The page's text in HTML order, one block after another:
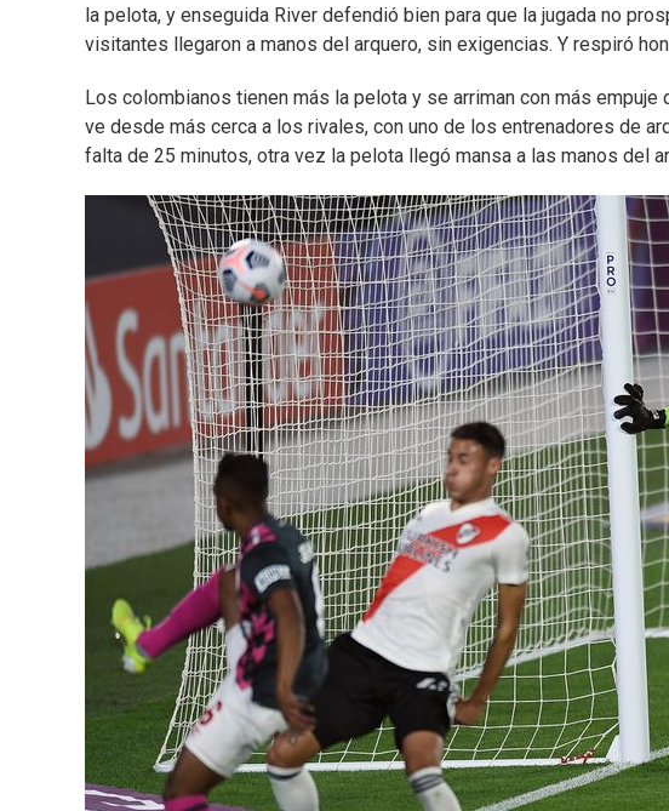
la pelota, y enseguida River defendió bien para que la jugada no
visitantes llegaron a manos del arquero, sin exigencias. Y respiró
Los colombianos tienen más la pelota y se arriman con más
ve desde más cerca a los rivales, con uno de los entrenadores de
falta de 25 minutos, otra vez la pelota llegó mansa a las manos del